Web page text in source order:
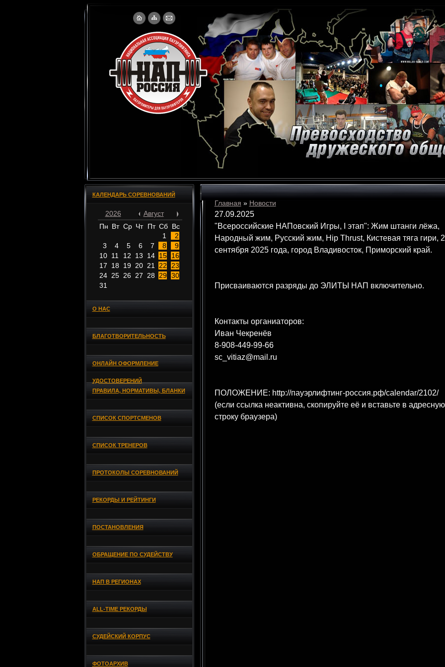
КАЛЕНДАРЬ СОРЕВНОВАНИЙ
2026
Август
Пн Вт Ср Чт Пт Сб Вс
1
2
3
4 5 6 7 8
9
10 11 12 13 14 15
16
17
18 19 20 21 22
23
24 25 26 27 28 29 30
31
О НАС
БЛАГОТВОРИТЕЛЬНОСТЬ
ОНЛАЙН ОФОРМЛЕНИЕ
УДОСТОВЕРЕНИЙ
ПРАВИЛА, НОРМАТИВЫ, БЛАНКИ
СПИСОК СПОРТСМЕНОВ
СПИСОК ТРЕНЕРОВ
ПРОТОКОЛЫ СОРЕВНОВАНИЙ
РЕКОРДЫ И РЕЙТИНГИ
ПОСТАНОВЛЕНИЯ
ОБРАЩЕНИЕ ПО СУДЕЙСТВУ
НАП В РЕГИОНАХ
ALL-TIME РЕКОРДЫ
СУДЕЙСКИЙ КОРПУС
ФОТОАРХИВ
Главная » Новости
27.09.2025
"Всероссийские НАПовский Игры, I этап": Жим штанги лёжа,
Народный жим, Русский жим, Hip Thrust, Кистевая тяга гири,
сентября 2025 года, город Владивосток, Приморский край.
Присваиваются разряды до ЭЛИТЫ НАП включительно.
Контакты органиаторов:
Иван Чекренёв
8-908-449-99-66
sc_vitiaz@mail.ru
ПОЛОЖЕНИЕ: http://пауэрлифтинг-россия.рф/calendar/2102/
(если ссылка неактивна, скопируйте её и вставьте в адресную
строку браузера)